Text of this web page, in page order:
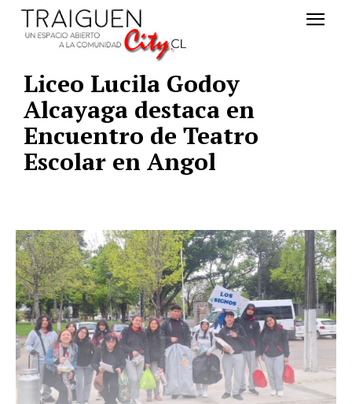
Liceo Lucila Godoy
Alcayaga destaca en
Encuentro de Teatro
Escolar en Angol